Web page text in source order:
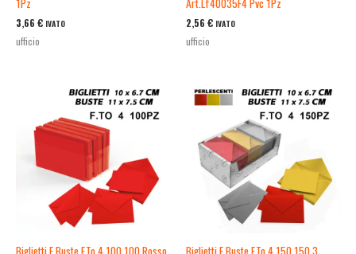
3,66 € IVATO
ufficio
2,56 € IVATO
ufficio
Biglietti E Buste F.To 4 100 100 Rosso
Biglietti E Buste F.To 4 150 150 3